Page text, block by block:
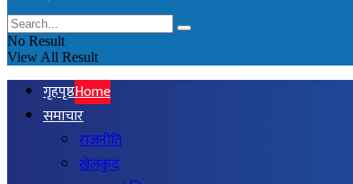
No Result
View All Result
गृहपृष्ठHome
समाचार
राजनीति
खेलकुद